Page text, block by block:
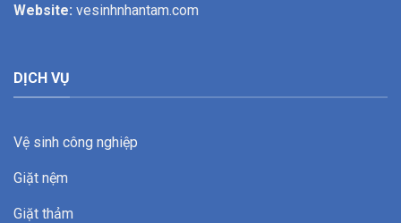
Website: vesinhnhantam.com
DỊCH VỤ
Vệ sinh công nghiệp
Giặt nệm
Giặt thảm